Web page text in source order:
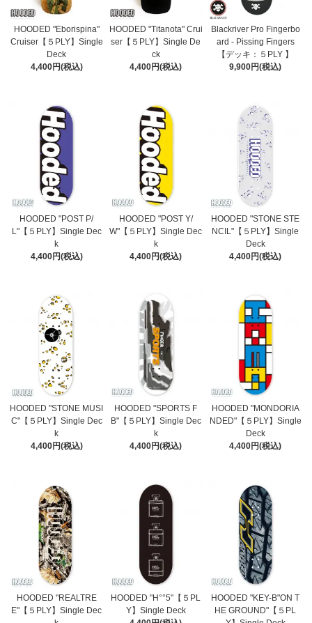
HOODED "Eborispina"
Cruiser【５PLY】Single
Deck
4,400円(税込)
HOODED "Titanota" Crui
ser【５PLY】Single De
ck
4,400円(税込)
Blackriver Pro Fingerbo
ard - Pissing Fingers
【デッキ：５PLY 】
9,900円(税込)
HOODED "POST P/
L"【５PLY】Single Dec
k
4,400円(税込)
HOODED "POST Y/
W"【５PLY】Single Dec
k
4,400円(税込)
HOODED "STONE STE
NCIL"【５PLY】Single
Deck
4,400円(税込)
HOODED "STONE MUSI
C"【５PLY】Single Dec
k
4,400円(税込)
HOODED "SPORTS F
B"【５PLY】Single Dec
k
4,400円(税込)
HOODED "MONDORIA
NDED"【５PLY】Single
Deck
4,400円(税込)
HOODED "REALTRE
E"【５PLY】Single Dec
HOODED "H°°5"【５PL
Y】Single Deck
HOODED "KEY-B"ON T
HE GROUND"【５PL